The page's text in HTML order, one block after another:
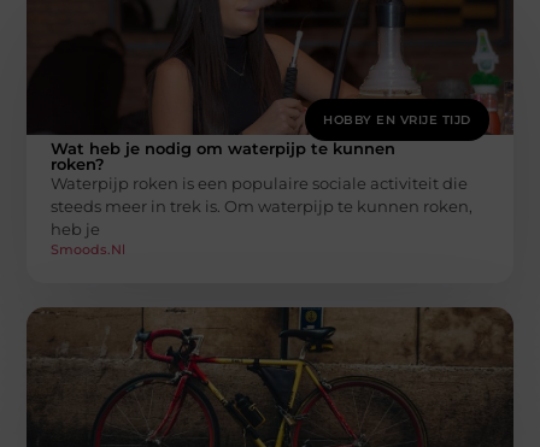
HOBBY EN VRIJE TIJD
Wat heb je nodig om waterpijp te kunnen
roken?
Waterpijp roken is een populaire sociale activiteit die
steeds meer in trek is. Om waterpijp te kunnen roken,
heb je
Smoods.nl